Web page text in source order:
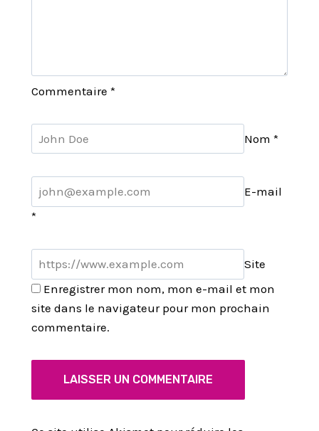
Commentaire *
Nom *
E-mail
*
Site
Enregistrer mon nom, mon e-mail et mon
site dans le navigateur pour mon prochain
commentaire.